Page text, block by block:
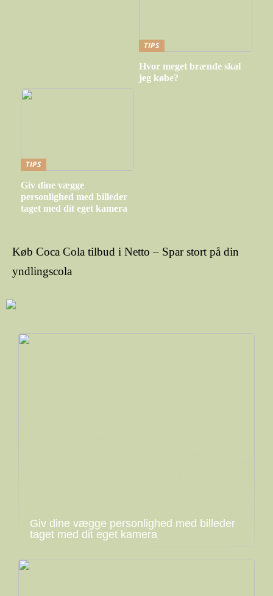
TIPS
Hvor meget brænde skal
jeg købe?
TIPS
Giv dine vægge
personlighed med billeder
taget med dit eget kamera
Køb Coca Cola tilbud i Netto – Spar stort på din
yndlingscola
Giv dine vægge personlighed med billeder
taget med dit eget kamera